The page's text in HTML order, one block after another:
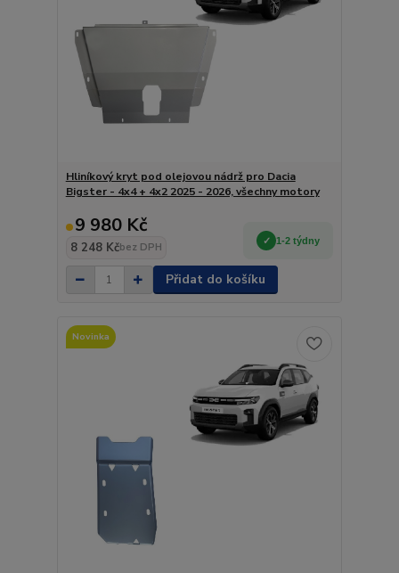
Hliníkový kryt pod olejovou nádrž pro Dacia
Bigster - 4x4 + 4x2 2025 - 2026, všechny motory
9 980 Kč
8 248 Kčbez DPH
1-2 týdny
Přidat do košíku
Novinka